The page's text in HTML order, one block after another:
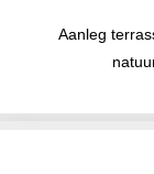
Aanleg